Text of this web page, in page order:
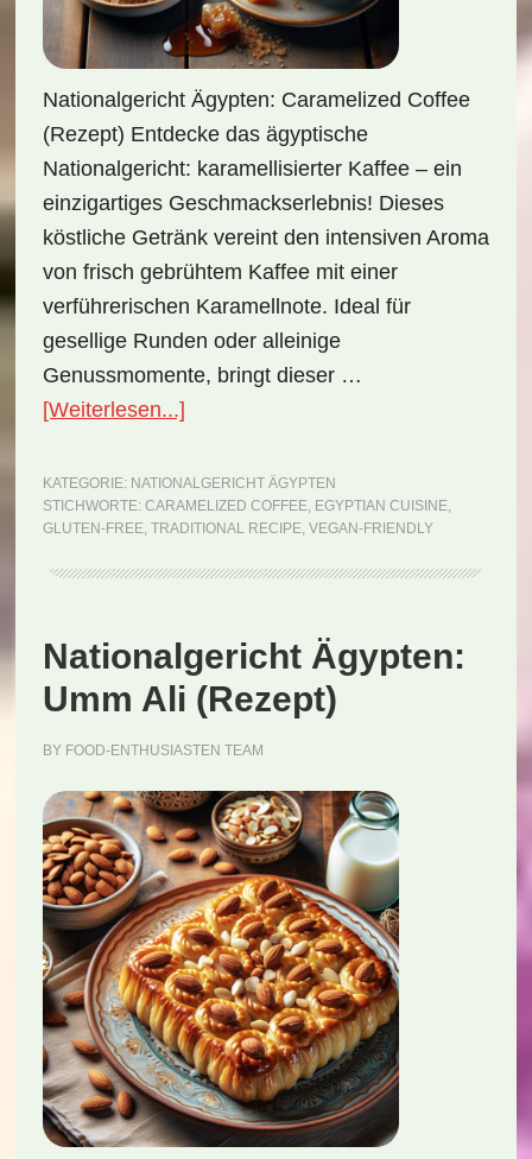
Nationalgericht Ägypten: Caramelized Coffee
(Rezept) Entdecke das ägyptische
Nationalgericht: karamellisierter Kaffee – ein
einzigartiges Geschmackserlebnis! Dieses
köstliche Getränk vereint den intensiven Aroma
von frisch gebrühtem Kaffee mit einer
verführerischen Karamellnote. Ideal für
gesellige Runden oder alleinige
Genussmomente, bringt dieser …
[Weiterlesen...]ÜberNationalgericht
Caramelized
Coffee
KATEGORIE: NATIONALGERICHT ÄGYPTEN
STICHWORTE: CARAMELIZED COFFEE, EGYPTIAN CUISINE,
GLUTEN-FREE, TRADITIONAL RECIPE, VEGAN-FRIENDLY
Nationalgericht Ägypten:
Umm Ali (Rezept)
BY FOOD-ENTHUSIASTEN TEAM